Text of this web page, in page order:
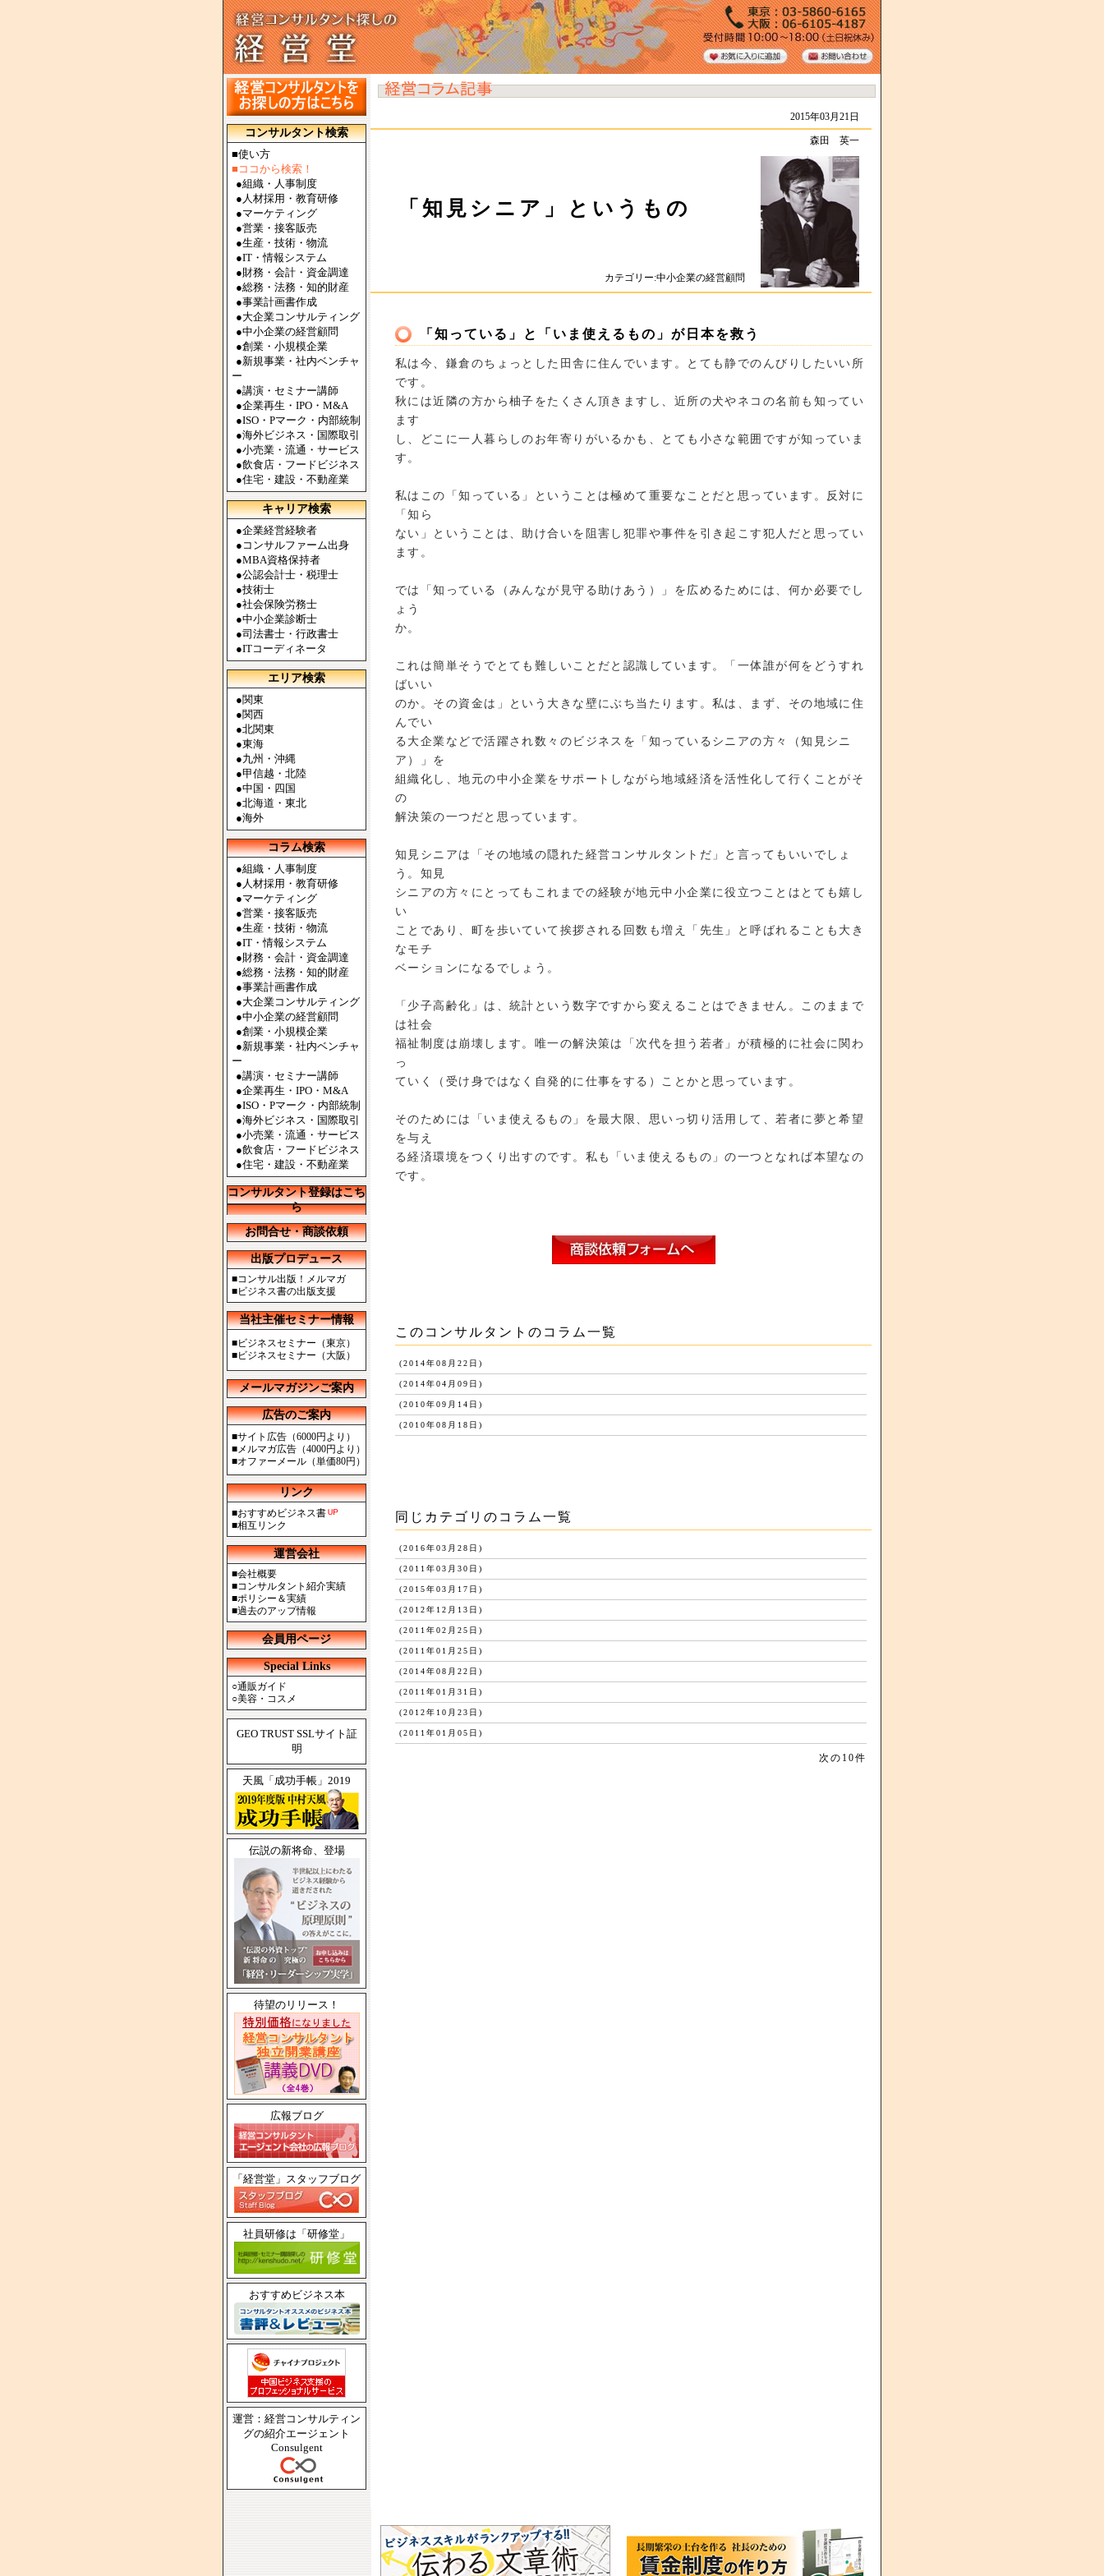
コンサルタント検索
■使い方
■ココから検索！
●組織・人事制度
● 人材採用・教育研修
●マーケティング
●営業・接客販売
●生産・技術・物流
●IT・情報システム
●財務・会計・資金調達
●総務・法務・知的財産
●事業計画書作成
●大企業コンサルティング
●中小企業の経営顧問
●創業・小規模企業
●新規事業・社内ベンチャ
ー
●講演・セミナー講師
●企業再生・IPO・M&A
●ISO・Pマーク・内部統制
●海外ビジネス・国際取引
●小売業・流通・サービス
●飲食店・フードビジネス
●住宅・建設・不動産業
キャリア検索
●企業経営経験者
● コンサルファーム出身
●MBA資格保持者
●公認会計士・税理士
●技術士
●社会保険労務士
●中小企業診断士
●司法書士・行政書士
●ITコーディネータ
エリア検索
●関東
●関西
●北関東
●東海
●九州・沖縄
●甲信越・北陸
●中国・四国
●北海道・東北
●海外
コラム検索
●組織・人事制度
●人材採用・教育研修
●マーケティング
●営業・接客販売
●生産・技術・物流
●IT・情報システム
●財務・会計・資金調達
●総務・法務・知的財産
●事業計画書作成
●大企業コンサルティング
●中小企業の経営顧問
●創業・小規模企業
●新規事業・社内ベンチャ
ー
●講演・セミナー講師
●企業再生・IPO・M&A
●ISO・Pマーク・内部統制
●海外ビジネス・国際取引
●小売業・流通・サービス
●飲食店・フードビジネス
●住宅・建設・不動産業
コンサルタント登録はこち
ら
お問合せ・商談依頼
出版プロデュース
■コンサル出版！メルマガ
■ビジネス書の出版支援
当社主催セミナー情報
■ビジネスセミナー（東京）
■ビジネスセミナー（大阪）
メールマガジンご案内
広告のご案内
■サイト広告（6000円より）
■メルマガ広告（4000円より）
■オファーメール（単価80円）
リンク
■おすすめビジネス書
■相互リンク
運営会社
■会社概要
■コンサルタント紹介実績
■ポリシー＆実績
■過去のアップ情報
会員用ページ
Special Links
○通販ガイド
○美容・コスメ
GEO TRUST SSLサイト証
明
天風「成功手帳」2019
伝説の新将命、登場
待望のリリース！
広報ブログ
「経営堂」スタッフブログ
社員研修は「研修堂」
おすすめビジネス本
運営：経営コンサルティン
グの紹介エージェント
Consulgent
2015年03月21日
森田 英一
「知見シニア」というもの
カテゴリー:中小企業の経営顧問
「知っている」と「いま使えるもの」が日本を救う
私は今、鎌倉のちょっとした田舎に住んでいます。とても静でのんびりしたいい所
です。
秋には近隣の方から柚子をたくさん頂きますし、近所の犬やネコの名前も知ってい
ます
し、どこに一人暮らしのお年寄りがいるかも、とても小さな範囲ですが知っていま
す。
私はこの「知っている」ということは極めて重要なことだと思っています。反対に
「知ら
ない」ということは、助け合いを阻害し犯罪や事件を引き起こす犯人だと思ってい
ます。
では「知っている（みんなが見守る助けあう）」を広めるためには、何か必要でし
ょう
か。
これは簡単そうでとても難しいことだと認識しています。「一体誰が何をどうすれ
ばいい
のか。その資金は」という大きな壁にぶち当たります。私は、まず、その地域に住
んでい
る大企業などで活躍され数々のビジネスを「知っているシニアの方々（知見シニ
ア）」を
組織化し、地元の中小企業をサポートしながら地域経済を活性化して行くことがそ
の
解決策の一つだと思っています。
知見シニアは「その地域の隠れた経営コンサルタントだ」と言ってもいいでしょ
う。知見
シニアの方々にとってもこれまでの経験が地元中小企業に役立つことはとても嬉し
い
ことであり、町を歩いていて挨拶される回数も増え「先生」と呼ばれることも大き
なモチ
ベーションになるでしょう。
「少子高齢化」は、統計という数字ですから変えることはできません。このままで
は社会
福祉制度は崩壊します。唯一の解決策は「次代を担う若者」が積極的に社会に関わ
っ
ていく（受け身ではなく自発的に仕事をする）ことかと思っています。
そのためには「いま使えるもの」を最大限、思いっ切り活用して、若者に夢と希望
を与え
る経済環境をつくり出すのです。私も「いま使えるもの」の一つとなれば本望なの
です。
このコンサルタントのコラム一覧
(2014年08月22日)
(2014年04月09日)
(2010年09月14日)
(2010年08月18日)
同じカテゴリのコラム一覧
(2016年03月28日)
(2011年03月30日)
(2015年03月17日)
(2012年12月13日)
(2011年02月25日)
(2011年01月25日)
(2014年08月22日)
(2011年01月31日)
(2012年10月23日)
(2011年01月05日)
次の10件